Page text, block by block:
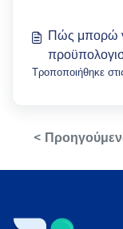
Πώς μπορώ
Τροποποιήθηκε
<